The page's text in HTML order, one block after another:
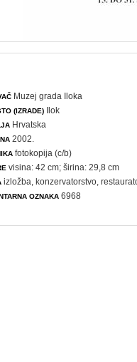
Muzej grada Iloka
(IZRADE) Ilok
Hrvatska
2002.
fotokopija (c/b)
visina: 42 cm; širina: 29,8 cm
izložba ,konzervatorstvo ,
OZNAKA 6968